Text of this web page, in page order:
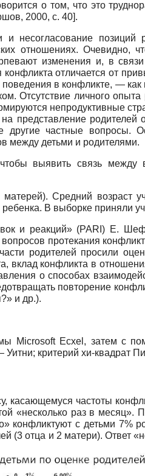
о том, что это
2000, с. 40].
несогласование позиций
отношениях. Очевидно,
изменения и, в
отличается от
в конфликте, — как
Отсутствие личного опыта
непродуктивные
представление
другие частные вопросы.
между детьми и родителями.
выявить связь между
Средний возраст
В выборке приняли
и реакций» (PARI) Е.
протекания
родителей просили
вклад конфликта в
о способах
повторение
и др.).
Microsoft Ecxel, затем с
критерий хи-квадрат
касающемуся частоты
«несколько раз в месяц».
конфликтуют с детьми 7%
(3 отца и 2 матери). Ответ